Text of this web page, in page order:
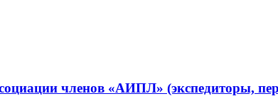
членов «АИПЛ» (экспедиторы,